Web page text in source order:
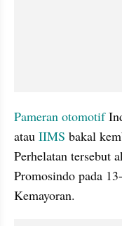
Pameran otomotif
atau IIMS bakal
Perhelatan tersebut
Promosindo pada
Kemayoran.